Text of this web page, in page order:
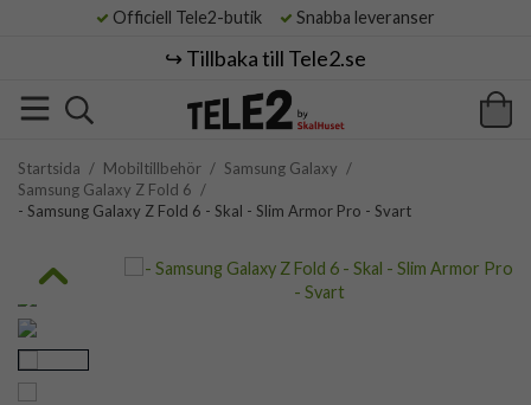
Officiell Tele2-butik Snabba leveranser
↪️ Tillbaka till Tele2.se
Startsida / Mobiltillbehör / Samsung Galaxy /
Samsung Galaxy Z Fold 6 /
- Samsung Galaxy Z Fold 6 - Skal - Slim Armor Pro - Svart